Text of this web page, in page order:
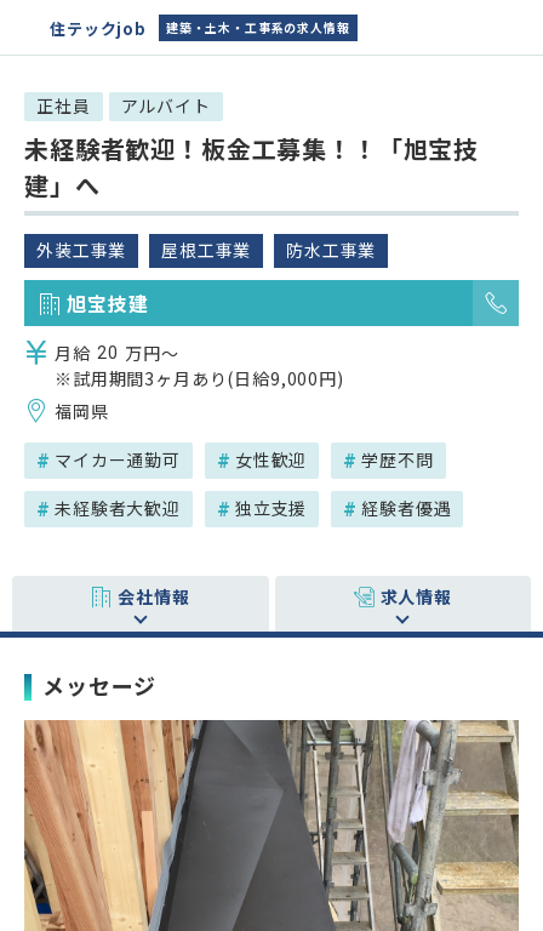
住テックjob 建築・土木・工事系の求人情報
正社員 アルバイト
未経験者歓迎！板金工募集！！「旭宝技
建」へ
外装工事業 屋根工事業 防水工事業
旭宝技建
月給 20 万円～
※試用期間3ヶ月あり(日給9,000円)
福岡県
マイカー通勤可
女性歓迎
学歴不問
未経験者大歓迎
独立支援 経験者優遇
会社情報 求人情報
メッセージ